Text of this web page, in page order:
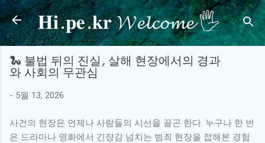
기본 콘텐츠로 건너뛰기
𝐇𝐢.𝐩𝐞.𝐤𝐫 𝓦𝓮𝓵𝓬𝓸𝓶𝓮 🖐
🐍 불법 뒤의 진실, 살해 현장에서의 경과
와 사회의 무관심
- 5월 13, 2026
사건의 현장은 언제나 사람들의 시선을 끌곤 한다. 누구나 한 번
은 드라마나 영화에서 긴장감 넘치는 범죄 현장을 접해본 경험